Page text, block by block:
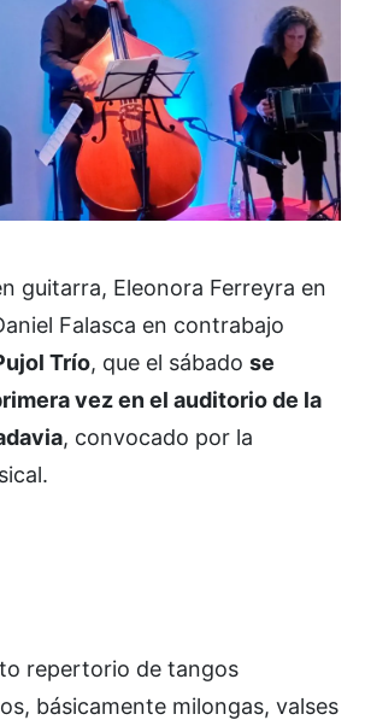
guitarra, Eleonora Ferreyra en
Falasca en contrabajo
Trío, que el sábado se
vez en el auditorio de la
, convocado por la
repertorio de tangos
básicamente milongas, valses